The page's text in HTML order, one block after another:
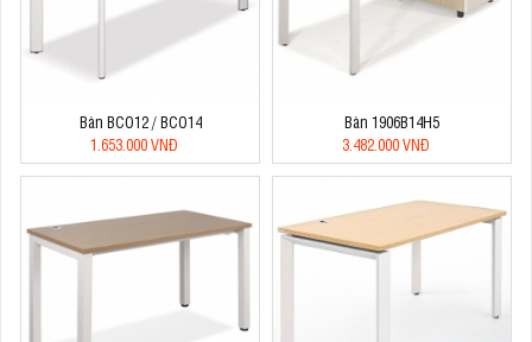
Bàn BCO12 / BCO14
1.653.000 VNĐ
Bàn 1906B14H5
3.482.000 VNĐ